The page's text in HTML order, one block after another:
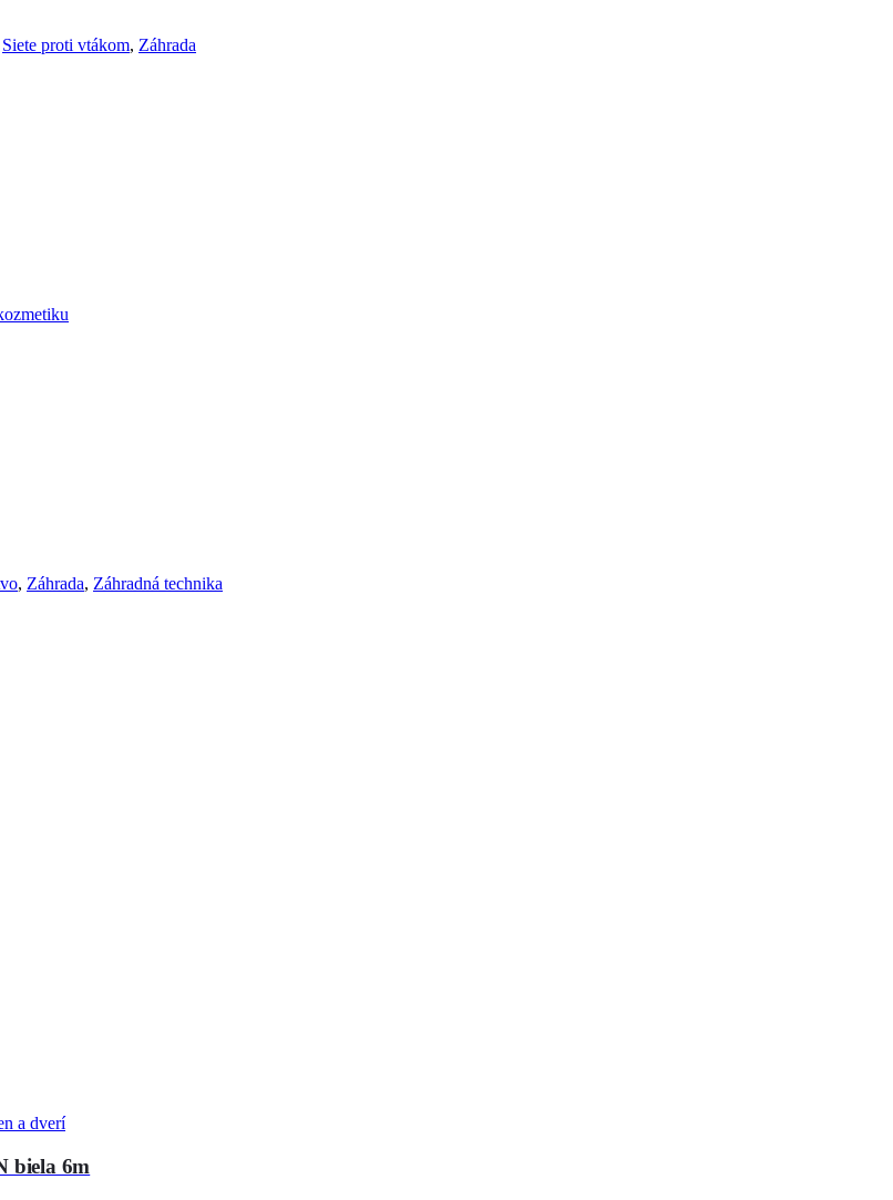
Siete proti vtákom, Záhrada
, Záhrada, Záhradná technika
a dverí
biela 6m